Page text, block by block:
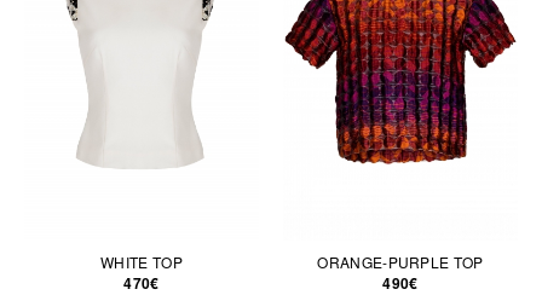
WHITE TOP
470€
ORANGE-PURPLE TOP
490€